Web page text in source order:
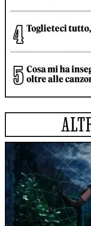
Toglieteci
Cosa mi ha
oltre alle